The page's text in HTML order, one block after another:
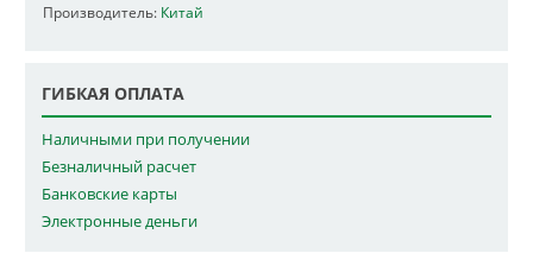
Производитель: Китай
ГИБКАЯ ОПЛАТА
Наличными при получении
Безналичный расчет
Банковские карты
Электронные деньги